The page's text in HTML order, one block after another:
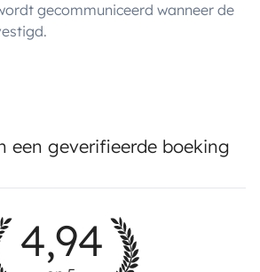
gecommuniceerd wanneer de
een geverifieerde boeking
4,94